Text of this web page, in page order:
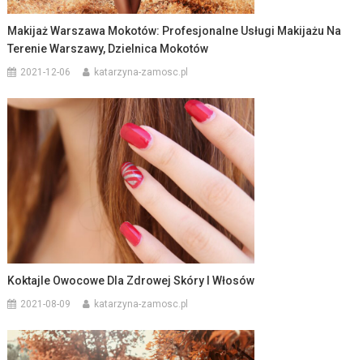
Makijaż Warszawa Mokotów: Profesjonalne Usługi Makijażu Na
Terenie Warszawy, Dzielnica Mokotów
2021-12-06 katarzyna-zamosc.pl
Koktajle Owocowe Dla Zdrowej Skóry I Włosów
2021-08-09 katarzyna-zamosc.pl